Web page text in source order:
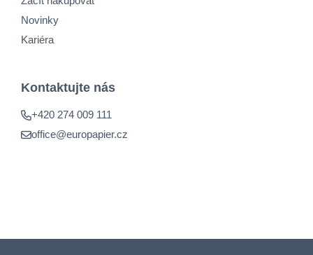
Novinky
Kariéra
Kontaktujte nás
+420 274 009 111
office@europapier.cz